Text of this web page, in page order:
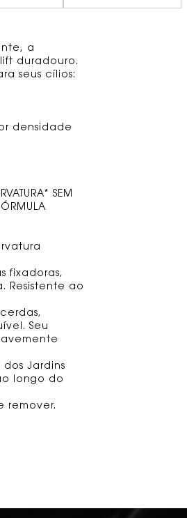
a
duradouro.
seus cílios:
densidade
SEM
fixadoras,
Resistente ao
Seu
Jardins
longo do
remover.